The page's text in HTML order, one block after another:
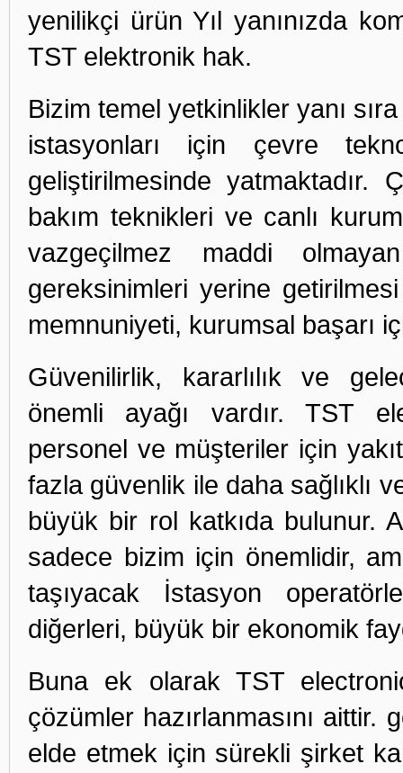
yenilikçi ürün Yıl yanınızda
TST elektronik hak.
Bizim temel yetkinlikler yanı
istasyonları için çevre
geliştirilmesinde yatmaktadır.
bakım teknikleri ve canlı
vazgeçilmez maddi
gereksinimleri yerine
memnuniyeti, kurumsal başarı
Güvenilirlik, kararlılık ve
önemli ayağı vardır. TST
personel ve müşteriler için
fazla güvenlik ile daha sağlıklı
büyük bir rol katkıda bulunur.
sadece bizim için önemlidir,
taşıyacak İstasyon
diğerleri, büyük bir ekonomik
Buna ek olarak TST
çözümler hazırlanmasını aittir.
elde etmek için sürekli şirket